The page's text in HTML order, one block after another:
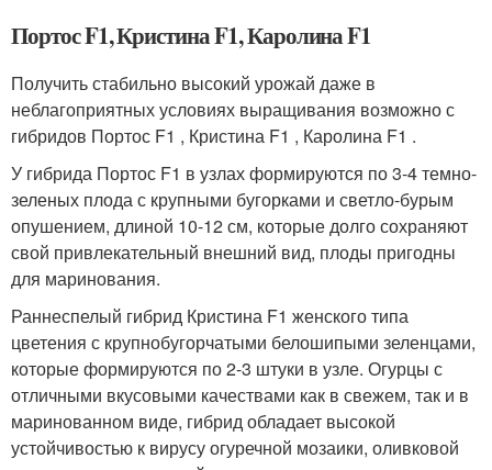
Портос F1, Кристина F1, Каролина F1
Получить стабильно высокий урожай даже в
неблагоприятных условиях выращивания возможно с
гибридов Портос F1 , Кристина F1 , Каролина F1 .
У гибрида Портос F1 в узлах формируются по 3-4 темно-
зеленых плода с крупными бугорками и светло-бурым
опушением, длиной 10-12 см, которые долго сохраняют
свой привлекательный внешний вид, плоды пригодны
для маринования.
Раннеспелый гибрид Кристина F1 женского типа
цветения с крупнобугорчатыми белошипыми зеленцами,
которые формируются по 2-3 штуки в узле. Огурцы с
отличными вкусовыми качествами как в свежем, так и в
маринованном виде, гибрид обладает высокой
устойчивостью к вирусу огуречной мозаики, оливковой